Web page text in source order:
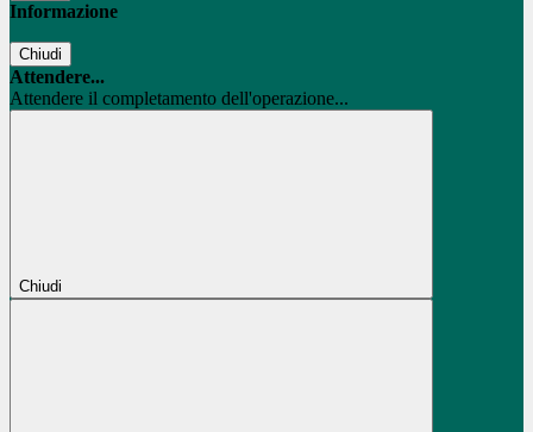
Informazione
Chiudi
Attendere...
Attendere il completamento dell'operazione...
Chiudi